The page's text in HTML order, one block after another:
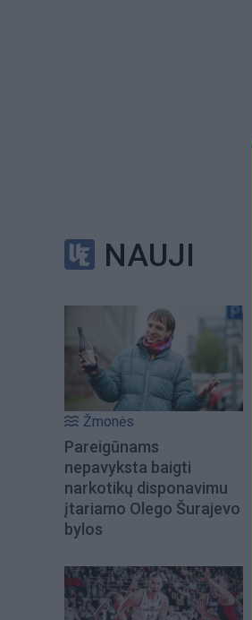
NAUJI
Žmonės
Pareigūnams
nepavyksta baigti
narkotikų disponavimu
įtariamo Olego Šurajevo
bylos